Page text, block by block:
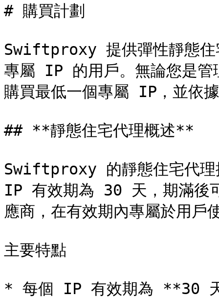
# 購買計劃
Swiftproxy 提供彈性靜態住
專屬 IP 的用戶。無論您是管
購買最低一個專屬 IP，並依
## **靜態住宅代理概述**
Swiftproxy 的靜態住宅代理
IP 有效期為 30 天，期滿後
應商，在有效期內專屬於用戶
主要特點
* 每個 IP 有效期為 **30